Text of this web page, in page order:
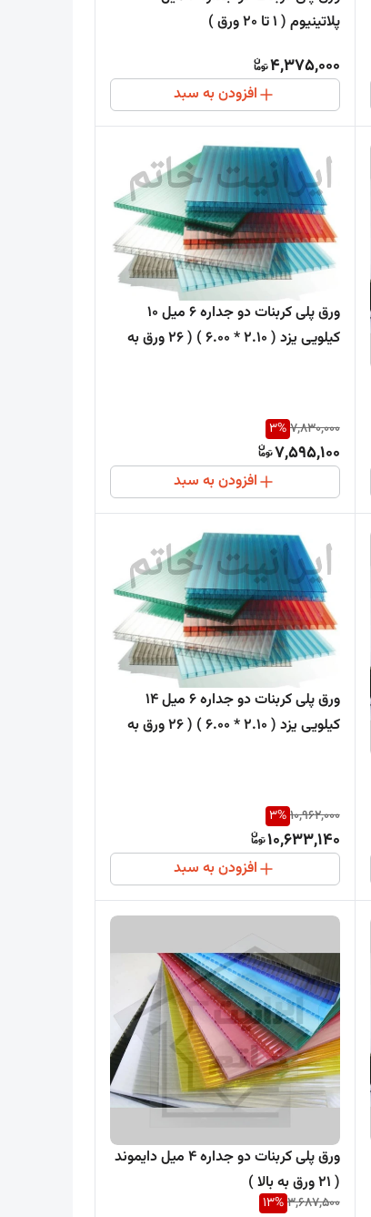
پلاتینیوم ( 1 تا 20 ورق )
4,375,000
افزودن به سبد
ورق پلی کربنات دو جداره 6 میل 10
کیلویی یزد ( 2.10 * 6.00 ) ( 26 ورق به
7,830,000
3%
7,595,100
افزودن به سبد
ورق پلی کربنات دو جداره 6 میل 14
کیلویی یزد ( 2.10 * 6.00 ) ( 26 ورق به
10,962,000
3%
10,633,140
افزودن به سبد
ورق پلی کربنات دو جداره 4 میل دایموند
( 21 ورق به بالا )
3,687,500
13%